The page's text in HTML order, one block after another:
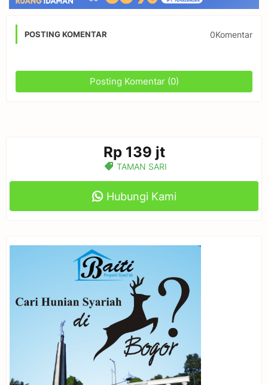
POSTING KOMENTAR 0Komentar
Posting Komentar (0)
Rp 139 jt
TAMAN SARI
Hubungi Kami